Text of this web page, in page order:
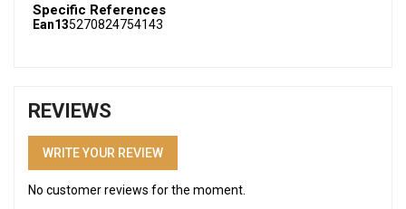
Specific References
Ean135270824754143
REVIEWS
WRITE YOUR REVIEW
No customer reviews for the moment.